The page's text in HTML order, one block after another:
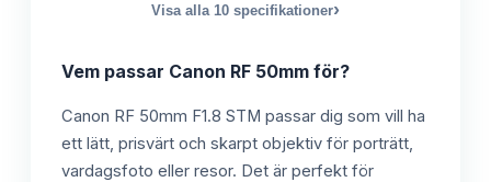
Visa alla 10 specifikationer›
Vem passar Canon RF 50mm för?
Canon RF 50mm F1.8 STM passar dig som vill ha
ett lätt, prisvärt och skarpt objektiv för porträtt,
vardagsfoto eller resor. Det är perfekt för